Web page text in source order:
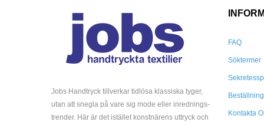
Jobs Handtryck tillverkar tidlösa klassiska tyger,
utan att snegla på vare sig mode eller inrednings-
trender. Här är det istället konstnärens uttryck och
FAQ
Söktermer
Kontakta